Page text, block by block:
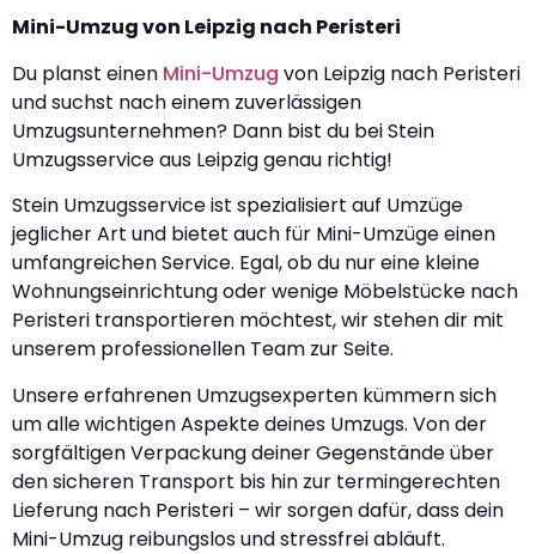
Mini-Umzug von Leipzig nach Peristeri
Du planst einen Mini-Umzug von Leipzig nach Peristeri
und suchst nach einem zuverlässigen
Umzugsunternehmen? Dann bist du bei Stein
Umzugsservice aus Leipzig genau richtig!
Stein Umzugsservice ist spezialisiert auf Umzüge
jeglicher Art und bietet auch für Mini-Umzüge einen
umfangreichen Service. Egal, ob du nur eine kleine
Wohnungseinrichtung oder wenige Möbelstücke nach
Peristeri transportieren möchtest, wir stehen dir mit
unserem professionellen Team zur Seite.
Unsere erfahrenen Umzugsexperten kümmern sich
um alle wichtigen Aspekte deines Umzugs. Von der
sorgfältigen Verpackung deiner Gegenstände über
den sicheren Transport bis hin zur termingerechten
Lieferung nach Peristeri – wir sorgen dafür, dass dein
Mini-Umzug reibungslos und stressfrei abläuft.